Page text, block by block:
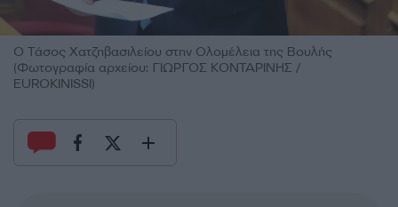
Ο Τάσος Χατζηβασιλείου στην Ολομέλεια της Βουλής
(Φωτογραφία αρχείου: ΓΙΩΡΓΟΣ ΚΟΝΤΑΡΙΝΗΣ /
EUROKINISSI)